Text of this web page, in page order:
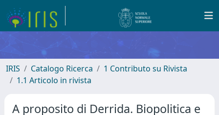
IRIS Catalogo Ricerca
1 Contributo su Rivista
1.1 Articolo in rivista
A proposito di Derrida. Biopolitica e